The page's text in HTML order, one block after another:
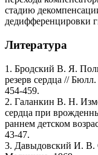
стадию
дедифференцировки
Литература
1. Бродский В. Я.
резерв сердца //
454-459.
2. Галанкин В. Н.
сердца при
раннем детском
43-47.
3. Давыдовский И. В.